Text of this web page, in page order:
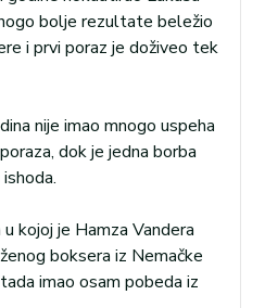
bolje rezultate beležio
i prvi poraz je doživeo tek
nije imao mnogo uspeha
dok je jedna borba
kojoj je Hamza Vandera
boksera iz Nemačke
imao osam pobeda iz